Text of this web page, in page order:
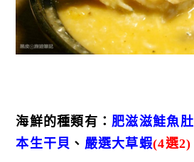
海鮮的種類有： 肥滋滋鮭魚肚
本生干貝 、 嚴選大草蝦(4選2)